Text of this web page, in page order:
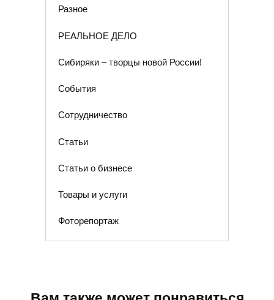
Разное
РЕАЛЬНОЕ ДЕЛО
Сибиряки – творцы новой России!
События
Сотрудничество
Статьи
Статьи о бизнесе
Товары и услуги
Фоторепортаж